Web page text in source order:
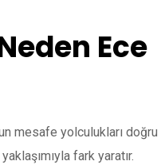
Ece
mesafe yolculukları doğru
fark yaratır.